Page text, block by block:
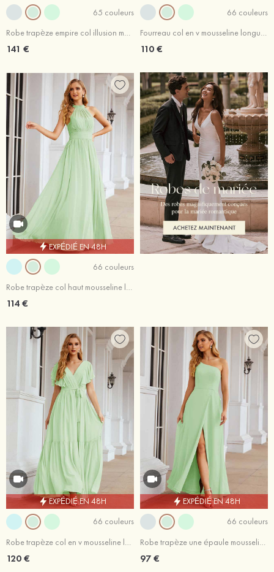
65 couleurs
Robe trapèze empire col illusion mousseline longueur ras du sol robe de demoiselle d'honneur
141 €
66 couleurs
Fourreau col en v mousseline longueur ras du sol robe de demoiselle d'honneur avec plissé
110 €
EXPÉDIÉ EN 48H
66 couleurs
Robe trapèze col haut mousseline longueur ras du sol robe de demoiselle d'honneur avec plissé
114 €
EXPÉDIÉ EN 48H
66 couleurs
120 €
EXPÉDIÉ EN 48H
66 couleurs
97 €